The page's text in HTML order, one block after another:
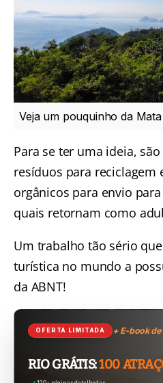
Veja um pouquinho da
Para se ter uma ideia,
resíduos para reciclagem
orgânicos para envio
quais retornam como
Um trabalho tão sério
turística no mundo a
da ABNT!
OFERTA LIMITADA + E-book
RIO GRÁTIS:100